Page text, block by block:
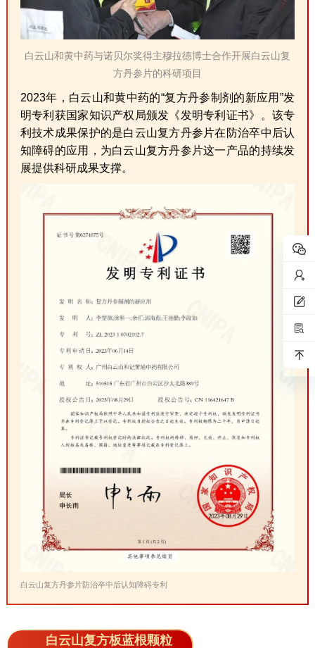
白云山和黄中药与诺贝尔奖得主穆拉德博士合作开展白云山复
方丹参片的科研项目
2023年，白云山和黄中药的“复方丹参制剂的新应用”发
明专利获国家知识产权局颁发《发明专利证书》。该专
利技术成果保护的是白云山复方丹参片在防治卒中后认
知障碍的应用，为白云山复方丹参片这一产品的持续发
展提供科研成果支撑。
白云山复方丹参片防治卒中后认知障碍专利
白云山复方板蓝根颗粒